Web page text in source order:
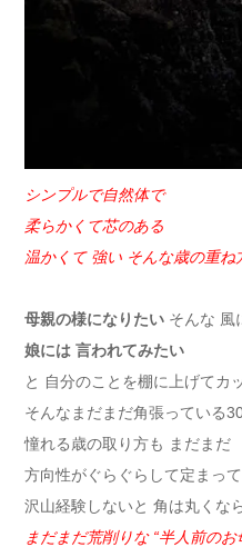
シンプルで自然体で
柔らかくて芯のある
温かくて 強い そんな歳の重
母親の様になりたい そんな 風
娘には 言われてみたい
と 自分のことを棚に上げてカ
そんなまだまだ角張っている
憧れる歳の取り方も まだまだ
方向性がぐらぐらして定まっ
沢山経験しないと 角は丸くな
まだまだ荒削りな “半人前のお